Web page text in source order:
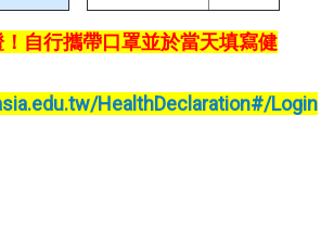
自行攜帶口罩並於當天填寫健
HealthDeclaration#/Login